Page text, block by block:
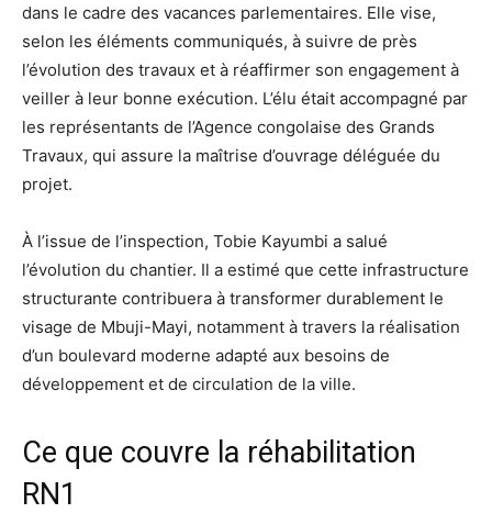
dans le cadre des vacances parlementaires. Elle vise,
selon les éléments communiqués, à suivre de près
l’évolution des travaux et à réaffirmer son engagement à
veiller à leur bonne exécution. L’élu était accompagné par
les représentants de l’Agence congolaise des Grands
Travaux, qui assure la maîtrise d’ouvrage déléguée du
projet.
À l’issue de l’inspection, Tobie Kayumbi a salué
l’évolution du chantier. Il a estimé que cette infrastructure
structurante contribuera à transformer durablement le
visage de Mbuji-Mayi, notamment à travers la réalisation
d’un boulevard moderne adapté aux besoins de
développement et de circulation de la ville.
Ce que couvre la réhabilitation
RN1